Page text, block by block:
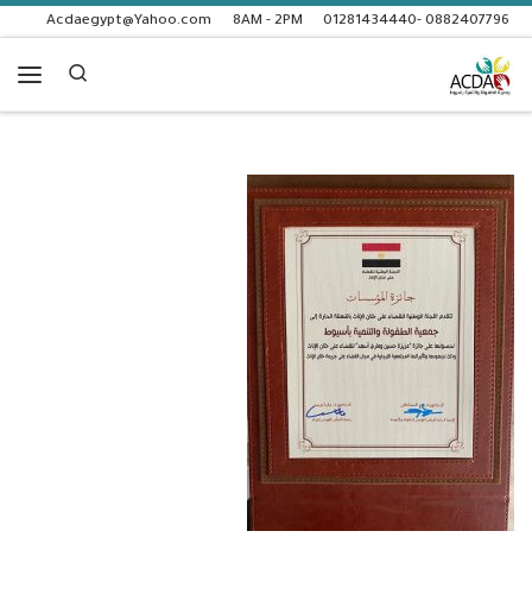
Skip to content
0882407796 -01281434440
8AM - 2PM
Acdaegypt@Yahoo.com
Search